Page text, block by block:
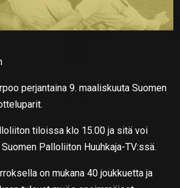
perjantaina 9. maaliskuuta Suomen
tiloissa klo 15.00 ja sitä voi
Palloliiton Huuhkaja-TV:ssä.
on mukana 40 joukkuetta ja